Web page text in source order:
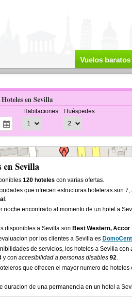
Vuelos baratos
en Sevilla
Habitaciones Huéspedes
en Sevilla
120 hoteles con varias ofertas.
que ofrecen estructuras hoteleras son
.
noche encontrado al momento de un hotel a
disponibles a Sevilla son Best Western, Accor.
por los clientes a Sevilla es
de servicios, los hoteles a Sevilla con
y con accesibilidad a personas disables 92.
que ofrecen el mayor numero de
duracion de una permanencia en un hotel a